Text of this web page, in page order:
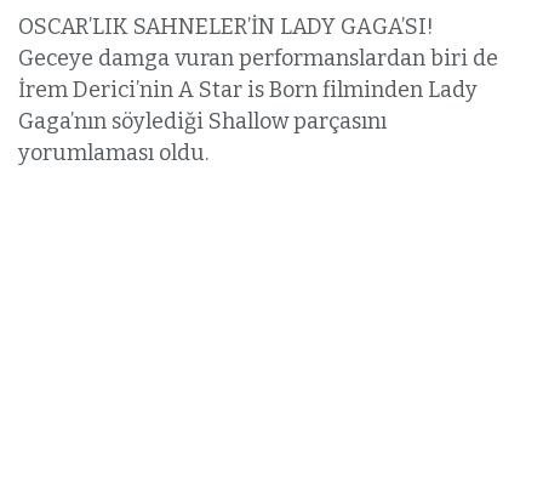
OSCAR’LIK SAHNELER’İN LADY GAGA’SI!
Geceye damga vuran performanslardan biri de
İrem Derici’nin A Star is Born filminden Lady
Gaga’nın söylediği Shallow parçasını
yorumlaması oldu.